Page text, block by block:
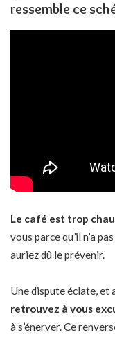
ressemble ce
Le café est trop
vous parce qu’il n’a
auriez dû le prévenir.
Une dispute éclate, et
retrouvez à vous
à s’énerver. Ce